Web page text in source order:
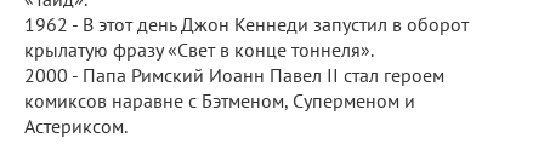
1962 - В этот день Джон Кеннеди запустил в оборот
крылатую фразу «Свет в конце тоннеля».
2000 - Папа Римский Иоанн Павел II стал героем
комиксов наравне с Бэтменом, Суперменом и
Астериксом.